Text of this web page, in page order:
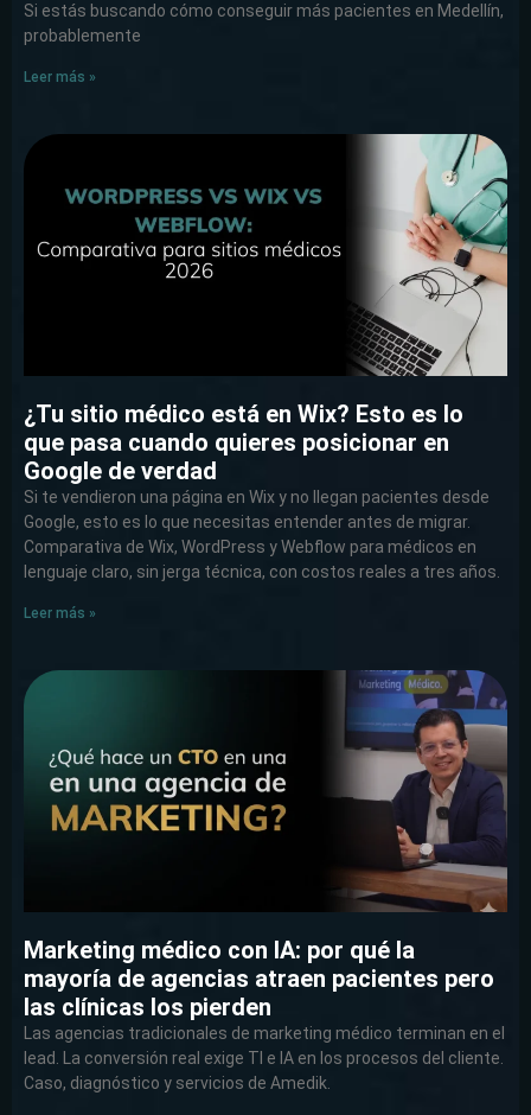
Si estás buscando cómo conseguir más pacientes en Medellín,
probablemente
Leer más »
¿Tu sitio médico está en Wix? Esto es lo
que pasa cuando quieres posicionar en
Google de verdad
Si te vendieron una página en Wix y no llegan pacientes desde
Google, esto es lo que necesitas entender antes de migrar.
Comparativa de Wix, WordPress y Webflow para médicos en
lenguaje claro, sin jerga técnica, con costos reales a tres años.
Leer más »
Marketing médico con IA: por qué la
mayoría de agencias atraen pacientes pero
las clínicas los pierden
Las agencias tradicionales de marketing médico terminan en el
lead. La conversión real exige TI e IA en los procesos del cliente.
Caso, diagnóstico y servicios de Amedik.